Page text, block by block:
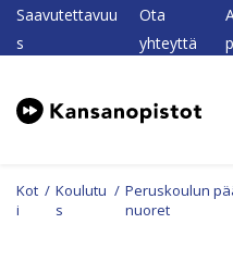
Saavutettavuu
s
Ota
yhteyttä
Kot
i
/ Koulutu
s
/ Peruskoulun
nuoret